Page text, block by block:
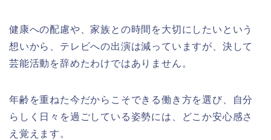
健康への配慮や、家族との時間を大切にしたいという
想いから、テレビへの出演は減っていますが、決して
芸能活動を辞めたわけではありません。
年齢を重ねた今だからこそできる働き方を選び、自分
らしく日々を過ごしている姿勢には、どこか安心感さ
え覚えます。